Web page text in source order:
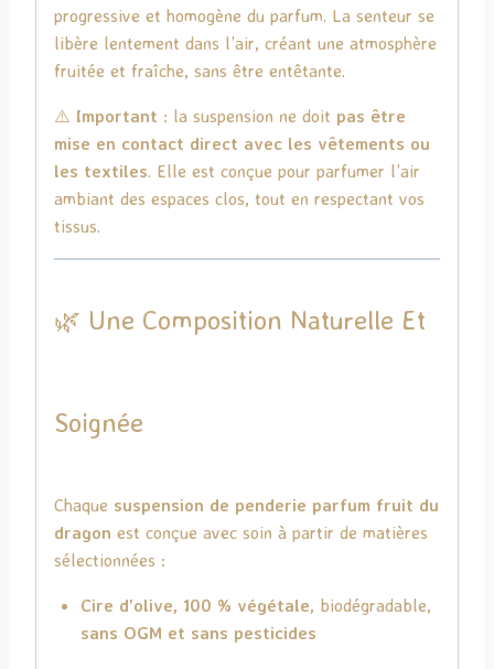
progressive et homogène du parfum. La senteur se
libère lentement dans l’air, créant une atmosphère
fruitée et fraîche, sans être entêtante.
⚠️ Important : la suspension ne doit pas être
mise en contact direct avec les vêtements ou
les textiles. Elle est conçue pour parfumer l’air
ambiant des espaces clos, tout en respectant vos
tissus.
🌿 Une Composition Naturelle Et
Soignée
Chaque suspension de penderie parfum fruit du
dragon est conçue avec soin à partir de matières
sélectionnées :
Cire d’olive, 100 % végétale, biodégradable,
sans OGM et sans pesticides